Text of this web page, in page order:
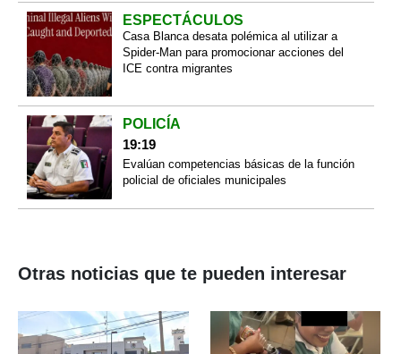
ESPECTÁCULOS
Casa Blanca desata polémica al utilizar a
Spider-Man para promocionar acciones del
ICE contra migrantes
POLICÍA
19:19
Evalúan competencias básicas de la función
policial de oficiales municipales
Otras noticias que te pueden interesar